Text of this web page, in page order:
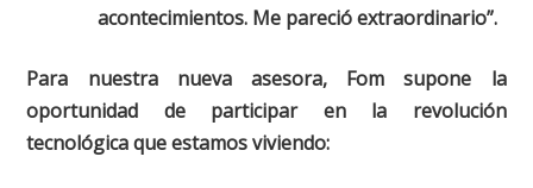
acontecimientos. Me pareció extraordinario”.
Para nuestra nueva asesora, Fom supone la
oportunidad de participar en la revolución
tecnológica que estamos viviendo: